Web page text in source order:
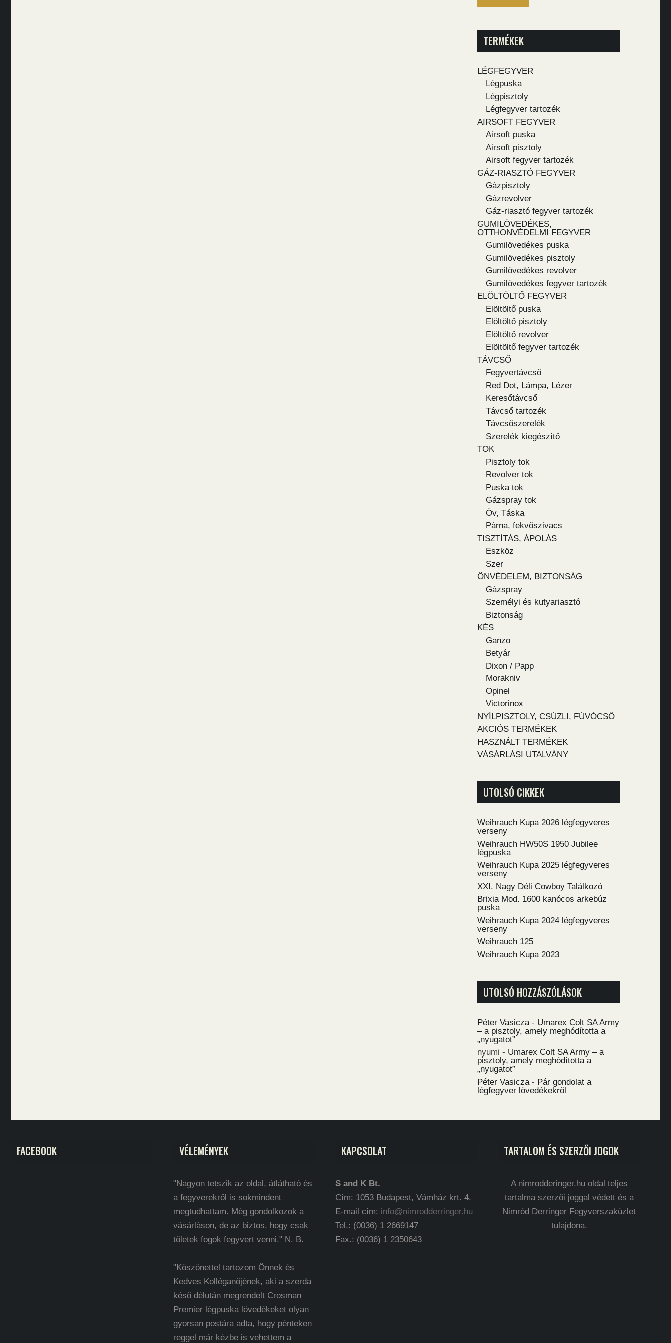
TERMÉKEK
LÉGFEGYVER
Légpuska
Légpisztoly
Légfegyver tartozék
AIRSOFT FEGYVER
Airsoft puska
Airsoft pisztoly
Airsoft fegyver tartozék
GÁZ-RIASZTÓ FEGYVER
Gázpisztoly
Gázrevolver
Gáz-riasztó fegyver tartozék
GUMILÖVEDÉKES,
OTTHONVÉDELMI FEGYVER
Gumilövedékes puska
Gumilövedékes pisztoly
Gumilövedékes revolver
Gumilövedékes fegyver tartozék
ELÖLTÖLTŐ FEGYVER
Elöltöltő puska
Elöltöltő pisztoly
Elöltöltő revolver
Elöltöltő fegyver tartozék
TÁVCSŐ
Fegyvertávcső
Red Dot, Lámpa, Lézer
Keresőtávcső
Távcső tartozék
Távcsőszerelék
Szerelék kiegészítő
TOK
Pisztoly tok
Revolver tok
Puska tok
Gázspray tok
Öv, Táska
Párna, fekvőszivacs
TISZTÍTÁS, ÁPOLÁS
Eszköz
Szer
ÖNVÉDELEM, BIZTONSÁG
Gázspray
Személyi és kutyariasztó
Biztonság
KÉS
Ganzo
Betyár
Dixon / Papp
Morakniv
Opinel
Victorinox
NYÍLPISZTOLY, CSÚZLI, FÚVÓCSŐ
AKCIÓS TERMÉKEK
HASZNÁLT TERMÉKEK
VÁSÁRLÁSI UTALVÁNY
UTOLSÓ CIKKEK
Weihrauch Kupa 2026 légfegyveres
verseny
Weihrauch HW50S 1950 Jubilee
légpuska
Weihrauch Kupa 2025 légfegyveres
verseny
XXI. Nagy Déli Cowboy Találkozó
Brixia Mod. 1600 kanócos arkebúz
puska
Weihrauch Kupa 2024 légfegyveres
verseny
Weihrauch 125
Weihrauch Kupa 2023
UTOLSÓ HOZZÁSZÓLÁSOK
Péter Vasicza - Umarex Colt SA Army
– a pisztoly, amely meghódította a
„nyugatot”
nyumi - Umarex Colt SA Army – a
pisztoly, amely meghódította a
„nyugatot”
Péter Vasicza - Pár gondolat a
légfegyver lövedékekről
FACEBOOK VÉLEMÉNYEK
"Nagyon tetszik az oldal, átlátható és
a fegyverekről is sokmindent
megtudhattam. Még gondolkozok a
vásárláson, de az biztos, hogy csak
tőletek fogok fegyvert venni." N. B.
"Köszönettel tartozom Önnek és
Kedves Kolléganőjének, aki a szerda
késő délután megrendelt Crosman
Premier légpuska lövedékeket olyan
gyorsan postára adta, hogy pénteken
reggel már kézbe is vehettem a
KAPCSOLAT
S and K Bt.
Cím: 1053 Budapest, Vámház krt. 4.
E-mail cím: info@nimrodderringer.hu
Tel.: (0036) 1 2669147
Fax.: (0036) 1 2350643
TARTALOM ÉS SZERZŐI JOGOK
A nimrodderinger.hu oldal teljes
tartalma szerzői joggal védett és a
Nimród Derringer Fegyverszaküzlet
tulajdona.